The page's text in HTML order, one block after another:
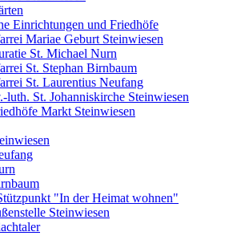
Einrichtungen und Friedhöfe
Mariae Geburt Steinwiesen
St. Michael Nurn
St. Stephan Birnbaum
St. Laurentius Neufang
luth. St. Johanniskirche Steinwiesen
Markt Steinwiesen
"In der Heimat wohnen"
Steinwiesen